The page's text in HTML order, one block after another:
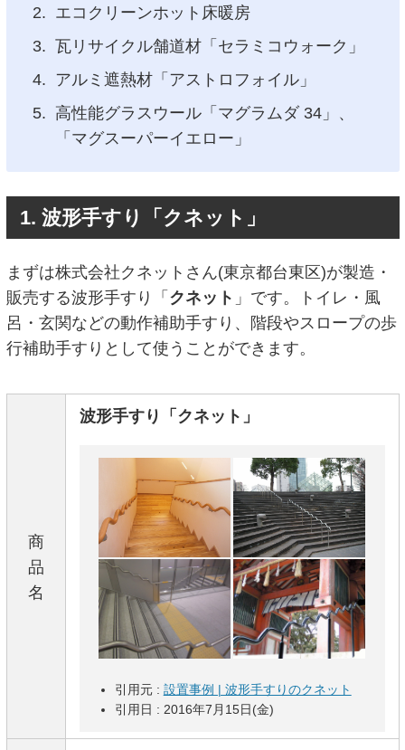
エコクリーンホット床暖房
瓦リサイクル舗道材「セラミコウォーク」
アルミ遮熱材「アストロフォイル」
高性能グラスウール「マグラムダ 34」、
「マグスーパーイエロー」
1. 波形手すり「クネット」
まずは株式会社クネットさん(東京都台東区)が製造・
販売する波形手すり「 クネット 」です。トイレ・風
呂・玄関などの動作補助手すり、階段やスロープの歩
行補助手すりとして使うことができます。
商
品
名
波形手すり「クネット」
引用元 : 設置事例 | 波形手すりのクネット
引用日 : 2016年7月15日(金)